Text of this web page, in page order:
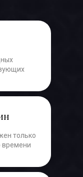
только
времени